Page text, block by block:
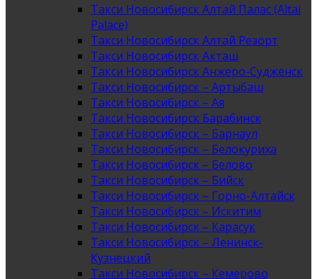
Такси Новосибирск Алтай Палас (Altai
Palace)
Такси Новосибирск Алтай Резорт
Такси Новосибирск Акташ
Такси Новосибирск Анжеро-Судженск
Такси Новосибирск – Артыбаш
Такси Новосибирск – Ая
Такси Новосибирск Барабинск
Такси Новосибирск – Барнаул
Такси Новосибирск – Белокуриха
Такси Новосибирск – Белово
Такси Новосибирск – Бийск
Такси Новосибирск – Горно-Алтайск
Такси Новосибирск – Искитим
Такси Новосибирск – Карасук
Такси Новосибирск – Ленинск-
Кузнецкий
Такси Новосибирск – Кемерово